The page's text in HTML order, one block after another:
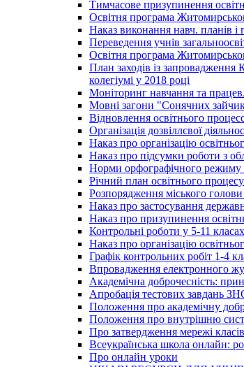
Тимчасове призупинення
Освітня програма
Наказ виконання навч. планів і
Переведення учнів
Освітня програма
План заходів із запровадження
колегіумі у 2018 році
Моніторинг навчання та
Мовні загони "Сонячних
Відновлення освітнього
Організація дозвіллєвої
Наказ про організацію
Наказ про підсумки роботи з
Норми орфографічного режиму
Річний план освітнього
Розпорядження міського
Наказ про застосування
Наказ про призупинення
Контрольні роботи у 5-11
Наказ про організацію
Графік контрольних робіт 1-4
Впровадження електронного
Академічна доброчесність:
Апробація тестових завдань
Положення про академічну
Положення про внутрішню
Про затвердження мережі
Всеукраїнська школа онлайн:
Про онлайн уроки